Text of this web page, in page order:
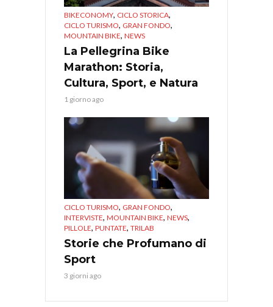
BIKECONOMY, CICLO STORICA,
CICLO TURISMO, GRAN FONDO,
MOUNTAIN BIKE, NEWS
La Pellegrina Bike
Marathon: Storia,
Cultura, Sport, e Natura
1 giorno ago
CICLO TURISMO, GRAN FONDO,
INTERVISTE, MOUNTAIN BIKE, NEWS,
PILLOLE, PUNTATE, TRILAB
Storie che Profumano di
Sport
3 giorni ago